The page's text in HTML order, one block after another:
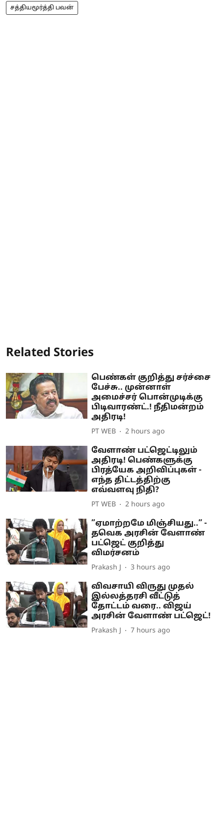
சத்தியமூர்த்தி பவன்
Related Stories
பெண்கள் குறித்து சர்ச்சை
பேச்சு.. முன்னாள்
அமைச்சர் பொன்முடிக்கு
பிடிவாரண்ட்.! நீதிமன்றம்
அதிரடி!
PT WEB 2 hours ago
வேளாண் பட்ஜெட்டிலும்
அதிரடி! பெண்களுக்கு
பிரத்யேக அறிவிப்புகள் -
எந்த திட்டத்திற்கு
எவ்வளவு நிதி?
PT WEB 2 hours ago
”ஏமாற்றமே மிஞ்சியது..” -
தவெக அரசின் வேளாண்
பட்ஜெட் குறித்து
விமர்சனம்
Prakash J 3 hours ago
விவசாயி விருது முதல்
இல்லத்தரசி வீட்டுத்
தோட்டம் வரை.. விஜய்
அரசின் வேளாண் பட்ஜெட்!
Prakash J 7 hours ago